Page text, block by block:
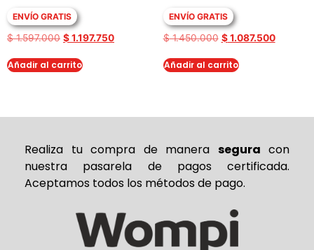
ENVÍO GRATIS
$1.597.000 $1.197.750
Añadir al carrito
ENVÍO GRATIS
$1.450.000 $1.087.500
Añadir al carrito
Realiza tu compra de manera segura con
nuestra pasarela de pagos certificada.
Aceptamos todos los métodos de pago.